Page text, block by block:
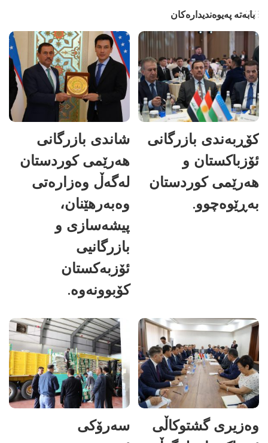
بابەتە پەیوەندیدارەکان
کۆڕبەندی بازرگانی
ئۆزباکستان و
هەرێمی کوردستان
بەڕێوەچوو.
شاندی بازرگانی
هەرێمی کوردستان
لەگەڵ وەزارەتی
وەبەرهێنان،
پیشەسازی و
بازرگانیی
ئۆزبەکستان
کۆبوونەوە.
وەزیری گشتوکاڵی
سەرۆکی